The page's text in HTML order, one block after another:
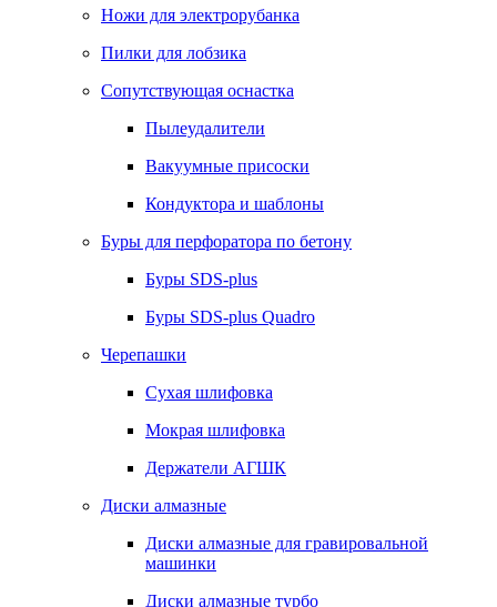
Ножи для электрорубанка
Пилки для лобзика
Сопутствующая оснастка
Пылеудалители
Вакуумные присоски
Кондуктора и шаблоны
Буры для перфоратора по бетону
Буры SDS-plus
Буры SDS-plus Quadro
Черепашки
Сухая шлифовка
Мокрая шлифовка
Держатели АГШК
Диски алмазные
Диски алмазные для гравировальной
машинки
Диски алмазные турбо